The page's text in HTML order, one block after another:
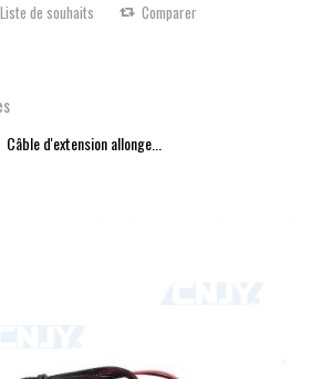
Liste de souhaits Comparer
Câble d'extension allonge...